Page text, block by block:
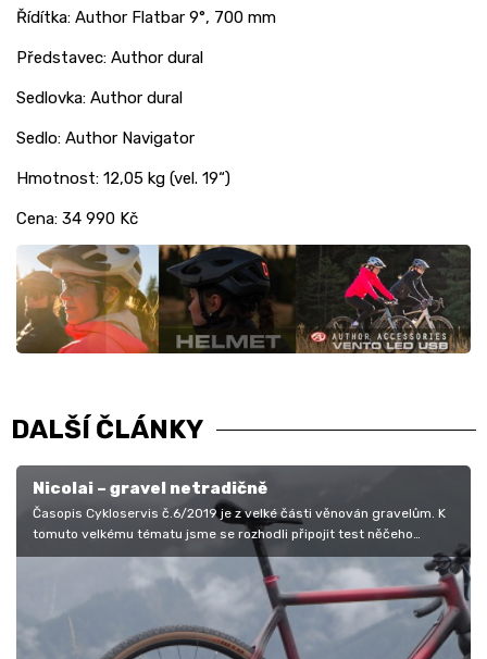
Řídítka: Author Flatbar 9°, 700 mm
Představec: Author dural
Sedlovka: Author dural
Sedlo: Author Navigator
Hmotnost: 12,05 kg (vel. 19“)
Cena: 34 990 Kč
DALŠÍ ČLÁNKY
Nicolai – gravel netradičně
Časopis Cykloservis č.6/2019 je z velké části věnován gravelům. K
tomuto velkému tématu jsme se rozhodli připojit test něčeho…